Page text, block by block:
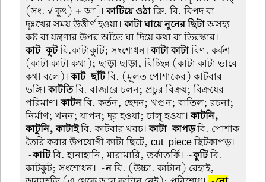
(সং. √ কুৎ) + আ]।কাটিয়ে ওঠাক্রি. বি. বিপদ বা
দুঃখের সময় উত্তীর্ণ হওয়া।কাটা ঘায়ে নুনের ছিটাঅসহ্য
কষ্ট বা যন্ত্রণার উপর আঁতে ঘা দিয়ে কথা বা তিরস্কার।
কাট-কুটবি.কাটাকুটি; সংশোধন।কাটা কাটাবিণ. কর্কশ
(কাটা কাটা কথা); ছাড়া ছাড়া, বিচ্ছিন্ন (কাটা কাটা ভাবে
কথা বলে)।কাট-ছাঁটবি. (মূলত পোশাকের) কাটবার
ভঙ্গি।কাটতিবি. বাজারে চলন; প্রচুর বিক্রয়; বিক্রয়ের
পরিমাণ।কাটনবি. কর্তন, ছেদন; খণ্ডন; বাতিল; রচনা;
নির্মাণ; খনন; যাপন; দূর হওয়া; চালু হওয়া।কাটনি,
কাটুনি, কাটাইবি. কাটবার খরচ।কাটা-কাপড়বি. পোশাক
তৈরি করার উপযোগী কাটা ছিটে, cut-piece ছিটকাপড়।
~কাটিবি. হানাহানি, মারামারি, তর্কাতর্কি। ~কুটিবি.
কাটকুট; সংশোধন। ~নবি. (উচ্চা. কাটান) রেহাই,